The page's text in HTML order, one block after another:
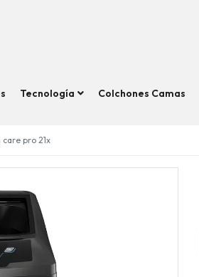
Tecnología Colchones Camas
pro 21x